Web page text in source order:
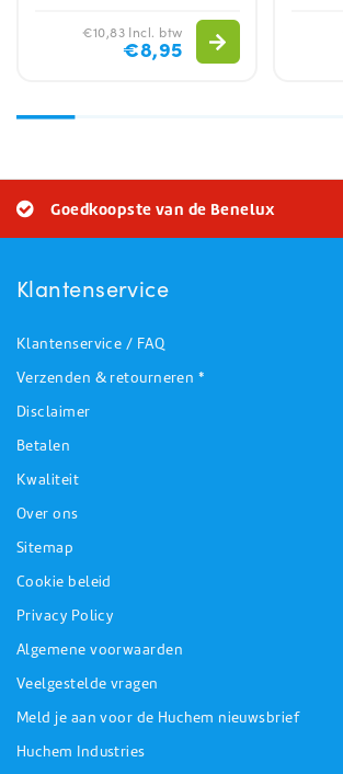
€10,83 Incl. btw
€8,95
Goedkoopste van de Benelux
Klantenservice
Klantenservice / FAQ
Verzenden & retourneren *
Disclaimer
Betalen
Kwaliteit
Over ons
Sitemap
Cookie beleid
Privacy Policy
Algemene voorwaarden
Veelgestelde vragen
Meld je aan voor de Huchem nieuwsbrief
Huchem Industries